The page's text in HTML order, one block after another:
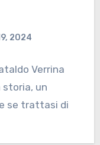
2024
Verrina
storia, un
se trattasi di